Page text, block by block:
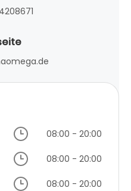
08:00 - 20:00
08:00 - 20:00
08:00 - 20:00